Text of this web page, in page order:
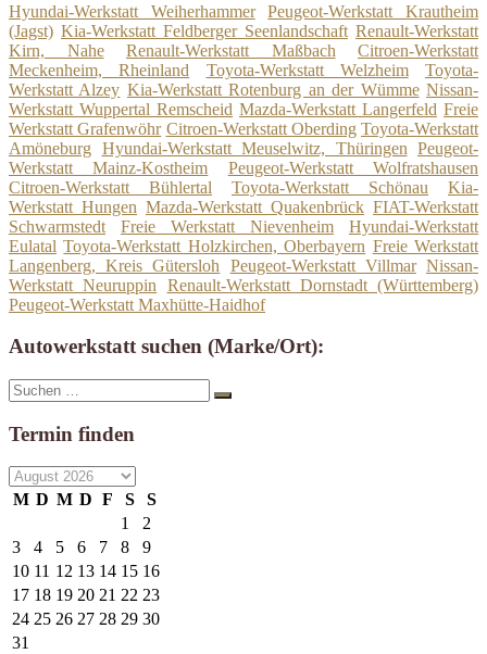
Hyundai-Werkstatt Weiherhammer
Peugeot-Werkstatt Krautheim
(Jagst) Kia-Werkstatt Feldberger Seenlandschaft Renault-Werkstatt
Kirn, Nahe
Renault-Werkstatt Maßbach
Citroen-Werkstatt
Meckenheim, Rheinland
Toyota-Werkstatt Welzheim
Toyota-
Werkstatt Alzey Kia-Werkstatt Rotenburg an der Wümme Nissan-
Werkstatt Wuppertal Remscheid Mazda-Werkstatt Langerfeld Freie
Werkstatt Grafenwöhr Citroen-Werkstatt Oberding Toyota-Werkstatt
Amöneburg Hyundai-Werkstatt Meuselwitz, Thüringen Peugeot-
Werkstatt Mainz-Kostheim
Peugeot-Werkstatt Wolfratshausen
Citroen-Werkstatt Bühlertal
Toyota-Werkstatt Schönau
Kia-
Werkstatt Hungen Mazda-Werkstatt Quakenbrück FIAT-Werkstatt
Schwarmstedt
Freie Werkstatt Nievenheim
Hyundai-Werkstatt
Eulatal Toyota-Werkstatt Holzkirchen, Oberbayern Freie Werkstatt
Langenberg, Kreis Gütersloh
Peugeot-Werkstatt Villmar Nissan-
Werkstatt Neuruppin
Renault-Werkstatt Dornstadt (Württemberg)
Peugeot-Werkstatt Maxhütte-Haidhof
Autowerkstatt suchen (Marke/Ort):
Suche
nach:
Suchen
Termin finden
M D M D F S
S
1
2
3
4 5 6 7 8
9
10 11 12 13 14 15 16
17 18 19 20 21 22 23
24 25 26 27 28 29 30
31